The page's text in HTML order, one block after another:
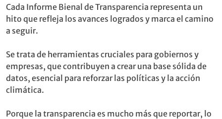
Cada Informe Bienal de Transparencia representa un
hito que refleja los avances logrados y marca el camino
a seguir.
Se trata de herramientas cruciales para gobiernos y
empresas, que contribuyen a crear una base sólida de
datos, esencial para reforzar las políticas y la acción
climática.
Porque la transparencia es mucho más que reportar, lo